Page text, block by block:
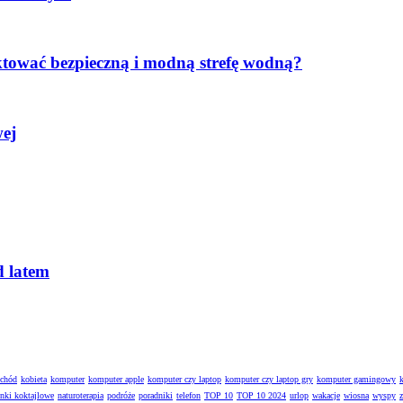
bezpieczną i modną strefę wodną?
latem
kobieta komputer komputer apple komputer czy laptop komputer czy laptop gry komputer gamingowy
koktajlowe naturoterapia podróże poradniki telefon TOP 10 TOP 10 2024 urlop wakacje wiosna wyspy